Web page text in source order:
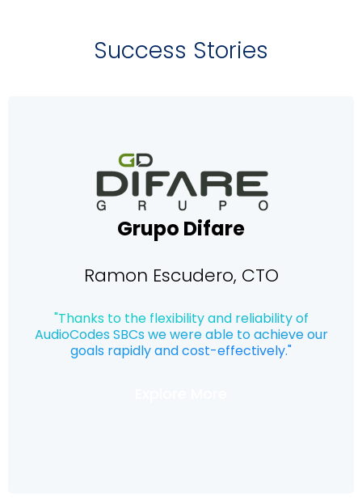
Success Stories
Grupo Difare
Ramon Escudero, CTO
"Thanks to the flexibility and reliability of
AudioCodes SBCs we were able to achieve our
goals rapidly and cost-effectively."